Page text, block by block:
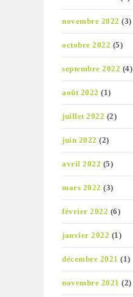
novembre 2022 (3)
octobre 2022 (5)
septembre 2022 (4)
août 2022 (1)
juillet 2022 (2)
juin 2022 (2)
avril 2022 (5)
mars 2022 (3)
février 2022 (6)
janvier 2022 (1)
décembre 2021 (1)
novembre 2021 (2)